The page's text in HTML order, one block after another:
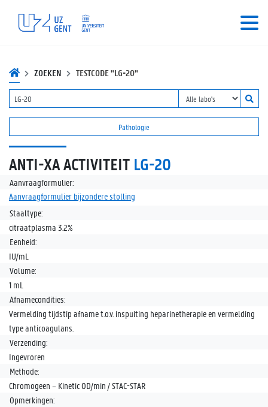
ZOEKEN TESTCODE "LG-20"
Pathologie
ANTI-XA ACTIVITEIT LG-20
Aanvraagformulier:
Aanvraagformulier bijzondere stolling
Staaltype:
citraatplasma 3.2%
Eenheid:
IU/mL
Volume:
1 mL
Afnamecondities:
Vermelding tijdstip afname t.o.v. inspuiting heparinetherapie en vermelding
type anticoagulans.
Verzending:
Ingevroren
Methode:
Chromogeen – Kinetic 0D/min / STAC-STAR
Opmerkingen: